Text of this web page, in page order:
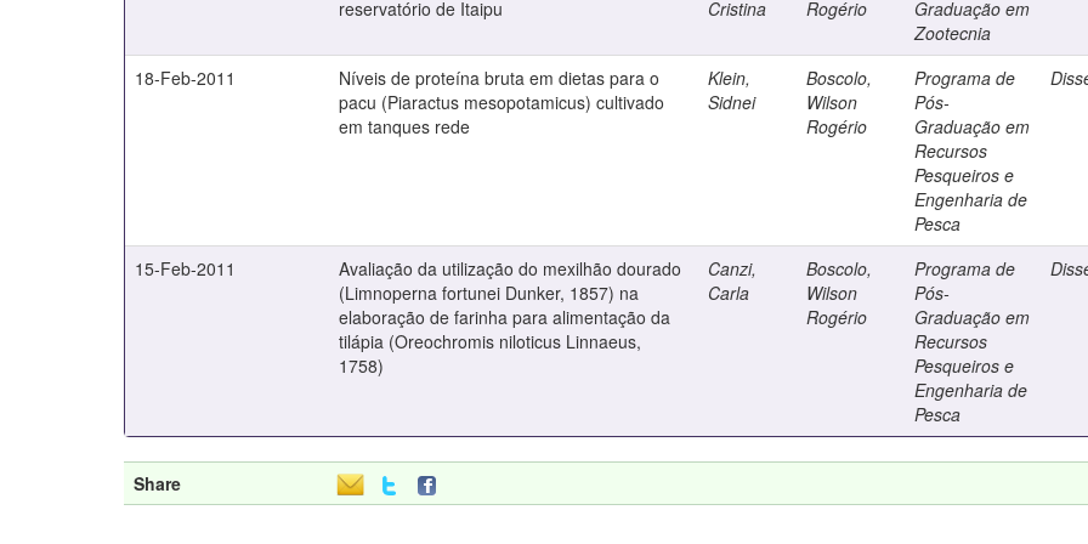
reservatório de Itaipu
Cristina
Rogério
Graduação em
Zootecnia
18-Feb-2011
Níveis de proteína bruta em dietas para o
pacu (Piaractus mesopotamicus) cultivado
em tanques rede
Klein,
Sidnei
Boscolo,
Wilson
Rogério
Programa de
Pós-
Graduação em
Recursos
Pesqueiros e
Engenharia de
Pesca
15-Feb-2011
Avaliação da utilização do mexilhão dourado
(Limnoperna fortunei Dunker, 1857) na
elaboração de farinha para alimentação da
tilápia (Oreochromis niloticus Linnaeus,
1758)
Canzi,
Carla
Boscolo,
Wilson
Rogério
Programa de
Pós-
Graduação em
Recursos
Pesqueiros e
Engenharia de
Pesca
Share